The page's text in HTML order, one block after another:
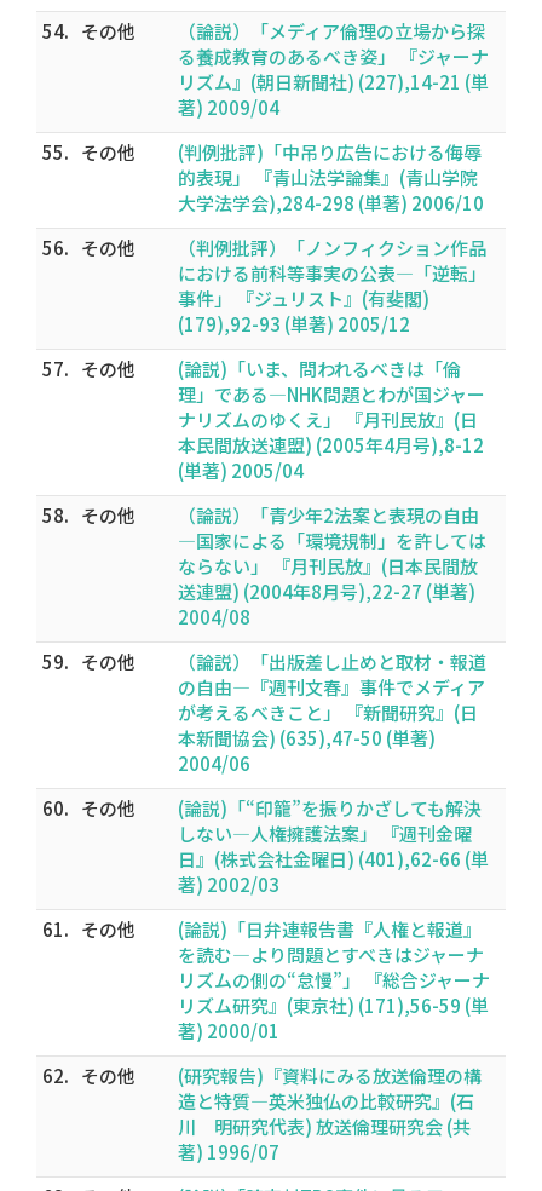
54. その他
（論説）「メディア倫理の立場から探
る養成教育のあるべき姿」 『ジャーナ
リズム』(朝日新聞社) (227),14-21 (単
著) 2009/04
55. その他
(判例批評)「中吊り広告における侮辱
的表現」 『青山法学論集』(青山学院
大学法学会),284-298 (単著) 2006/10
56. その他
（判例批評）「ノンフィクション作品
における前科等事実の公表―「逆転」
事件」 『ジュリスト』(有斐閣)
(179),92-93 (単著) 2005/12
57. その他
(論説)「いま、問われるべきは「倫
理」である―NHK問題とわが国ジャー
ナリズムのゆくえ」 『月刊民放』(日
本民間放送連盟) (2005年4月号),8-12
(単著) 2005/04
58. その他
（論説）「青少年2法案と表現の自由
―国家による「環境規制」を許しては
ならない」 『月刊民放』(日本民間放
送連盟) (2004年8月号),22-27 (単著)
2004/08
59. その他
（論説）「出版差し止めと取材・報道
の自由―『週刊文春』事件でメディア
が考えるべきこと」 『新聞研究』(日
本新聞協会) (635),47-50 (単著)
2004/06
60. その他
(論説)「“印籠”を振りかざしても解決
しない―人権擁護法案」 『週刊金曜
日』(株式会社金曜日) (401),62-66 (単
著) 2002/03
61. その他
(論説)「日弁連報告書『人権と報道』
を読む―より問題とすべきはジャーナ
リズムの側の“怠慢”」 『総合ジャーナ
リズム研究』(東京社) (171),56-59 (単
著) 2000/01
62. その他
(研究報告)『資料にみる放送倫理の構
造と特質―英米独仏の比較研究』(石
川 明研究代表) 放送倫理研究会 (共
著) 1996/07